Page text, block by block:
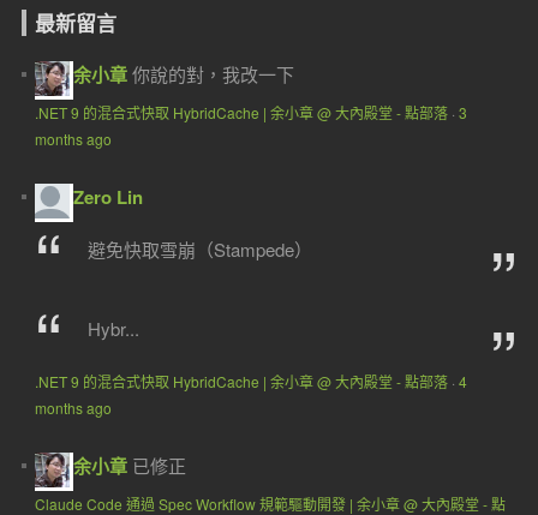
最新留言
余小章你說的對，我改一下
.NET 9 的混合式快取 HybridCache | 余小章 @ 大內殿堂 - 點部落· 3
months ago
Zero Lin
避免快取雪崩（Stampede）
Hybr...
.NET 9 的混合式快取 HybridCache | 余小章 @ 大內殿堂 - 點部落· 4
months ago
余小章 已修正
Claude Code 通過 Spec Workflow 規範驅動開發 | 余小章 @ 大內殿堂 - 點